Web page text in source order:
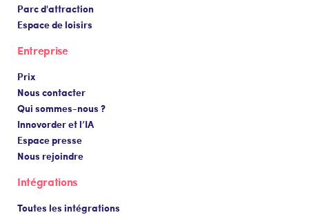
Parc d'attraction
Espace de loisirs
Entreprise
Prix
Nous contacter
Qui sommes-nous ?
Innovorder et l’IA
Espace presse
Nous rejoindre
Intégrations
Toutes les intégrations